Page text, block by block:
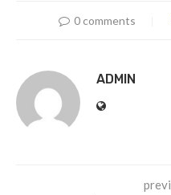
0 comments
ADMIN